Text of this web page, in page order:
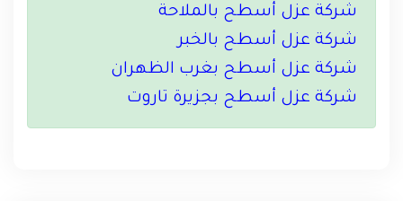
شركة عزل أسطح بالملاحة
شركة عزل أسطح بالخبر
شركة عزل أسطح بغرب الظهران
شركة عزل أسطح بجزيرة تاروت